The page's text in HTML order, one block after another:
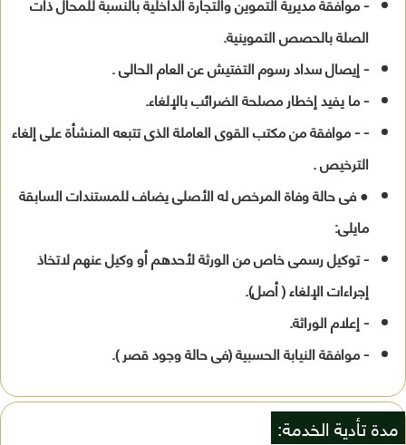
الصلة بالحصص التموينية.
- إيصال سداد رسوم التفتيش عن العام الحالى .
- ما يفيد إخطار مصلحة الضرائب بالإلغاء.
- - موافقة من مكتب القوى العاملة الذى تتبعه المنشأة على إلغاء
الترخيص .
● فى حالة وفاة المرخص له الأصلى يضاف للمستندات السابقة
مايلى:
- توكيل رسمى خاص من الورثة لأحدهم أو وكيل عنهم لاتخاذ
إجراءات الإلغاء ( أصل).
- إعلام الوراثة.
- موافقة النيابة الحسبية (فى حالة وجود قصر ).
مدة تأدية الخدمة: